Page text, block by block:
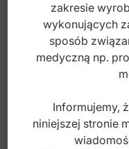
Igły do aplikacji
Index: DR.9980.03
zakresie
wykonujących
sposób
medyczną np.
Informujemy,
niniejszej stronie